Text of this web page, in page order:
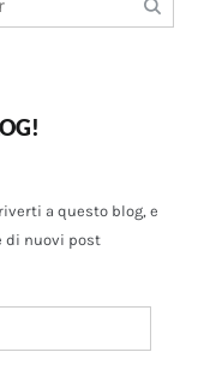
a questo blog, e
di nuovi post